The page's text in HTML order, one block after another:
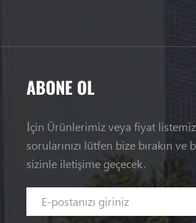
ABONE OL
İçin Ürünlerimiz veya fiyat
sorularınızı lütfen bize bırakın ve
sizinle iletişime geçecek.